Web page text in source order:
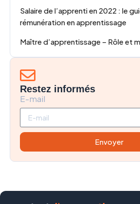
Salaire de l’apprenti en 2022 : le
rémunération en apprentissage
Maître d’apprentissage – Rôle et
Restez informés
E-mail
Envoyer